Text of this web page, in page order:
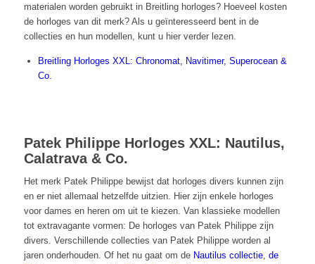
materialen worden gebruikt in Breitling horloges? Hoeveel kosten
de horloges van dit merk? Als u geïnteresseerd bent in de
collecties en hun modellen, kunt u hier verder lezen.
Breitling Horloges XXL: Chronomat, Navitimer, Superocean &
Co.
Patek Philippe Horloges XXL: Nautilus,
Calatrava & Co.
Het merk Patek Philippe bewijst dat horloges divers kunnen zijn
en er niet allemaal hetzelfde uitzien. Hier zijn enkele horloges
voor dames en heren om uit te kiezen. Van klassieke modellen
tot extravagante vormen: De horloges van Patek Philippe zijn
divers. Verschillende collecties van Patek Philippe worden al
jaren onderhouden. Of het nu gaat om de Nautilus collectie, de